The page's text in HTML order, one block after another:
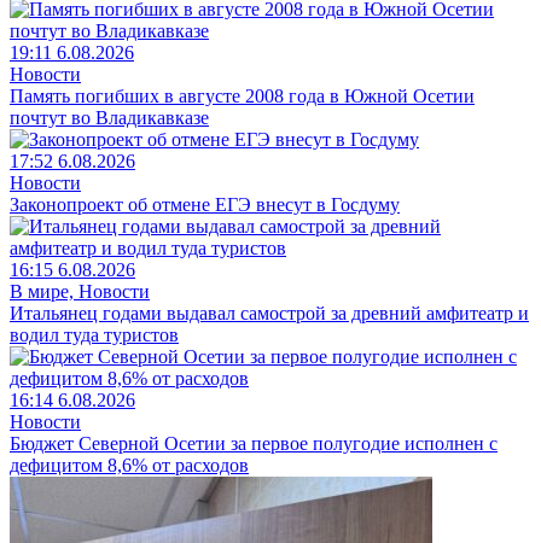
19:11 6.08.2026
Новости
Память погибших в августе 2008 года в Южной Осетии
почтут во Владикавказе
17:52 6.08.2026
Новости
Законопроект об отмене ЕГЭ внесут в Госдуму
16:15 6.08.2026
В мире, Новости
Итальянец годами выдавал самострой за древний амфитеатр и
водил туда туристов
16:14 6.08.2026
Новости
Бюджет Северной Осетии за первое полугодие исполнен с
дефицитом 8,6% от расходов